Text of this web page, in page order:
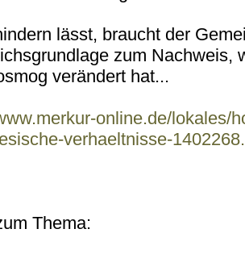
lässt, braucht der
zum Nachweis,
verändert hat...
online.de/lokales/
verhaeltnisse-
Thema: